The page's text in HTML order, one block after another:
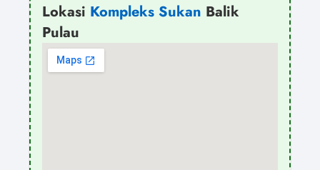
Lokasi Kompleks Sukan Balik
Pulau